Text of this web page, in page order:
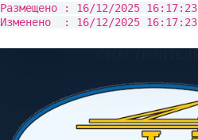
Размещено : 16/12/2025 16:17:23
Изменено : 16/12/2025 16:17:23